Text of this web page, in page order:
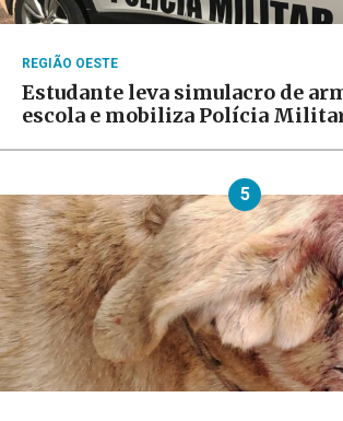
REGIÃO OESTE
Estudante leva simulacro de
escola e mobiliza Polícia
5